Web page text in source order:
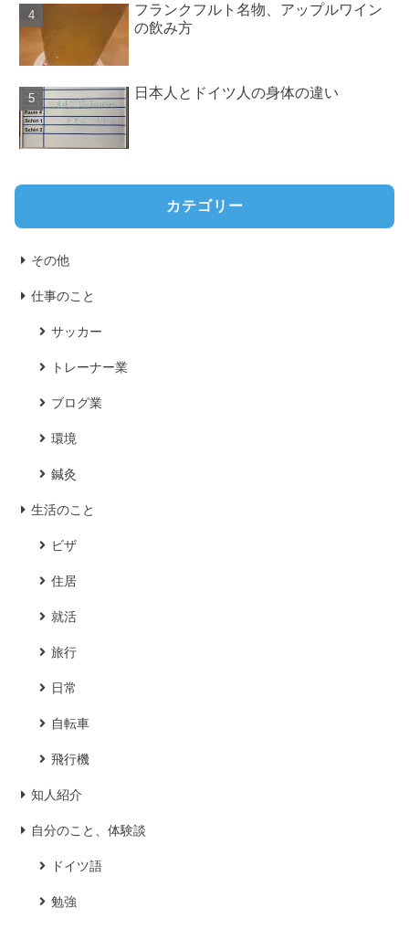
フランクフルト名物、アップルワイン
の飲み方
日本人とドイツ人の身体の違い
カテゴリー
その他
仕事のこと
サッカー
トレーナー業
ブログ業
環境
鍼灸
生活のこと
ビザ
住居
就活
旅行
日常
自転車
飛行機
知人紹介
自分のこと、体験談
ドイツ語
勉強